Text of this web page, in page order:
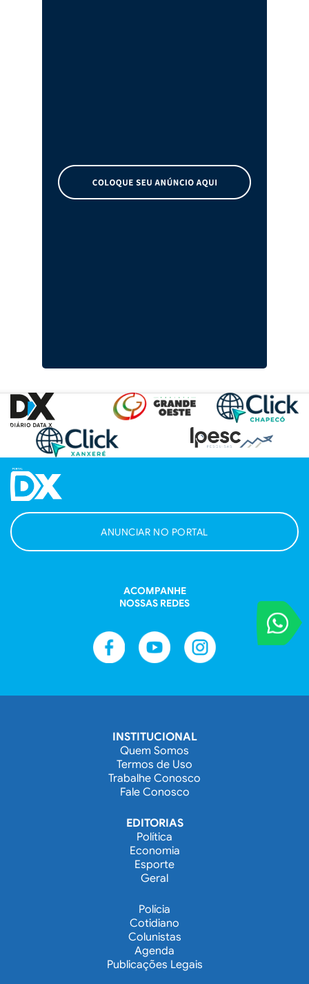
VOCÊ
Entre em
ANUNCIAR NO PORTAL
ACOMPANHE
NOSSAS REDES
INSTITUCIONAL
Quem Somos
Termos de Uso
Trabalhe Conosco
Fale Conosco
EDITORIAS
Política
Economia
Esporte
Geral
Polícia
Cotidiano
Colunistas
Agenda
Publicações Legais